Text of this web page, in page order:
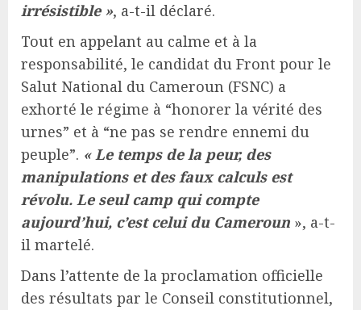
irrésistible », a-t-il déclaré.
Tout en appelant au calme et à la
responsabilité, le candidat du Front pour le
Salut National du Cameroun (FSNC) a
exhorté le régime à “honorer la vérité des
urnes” et à “ne pas se rendre ennemi du
peuple”. « Le temps de la peur, des
manipulations et des faux calculs est
révolu. Le seul camp qui compte
aujourd’hui, c’est celui du Cameroun », a-t-
il martelé.
Dans l’attente de la proclamation officielle
des résultats par le Conseil constitutionnel,